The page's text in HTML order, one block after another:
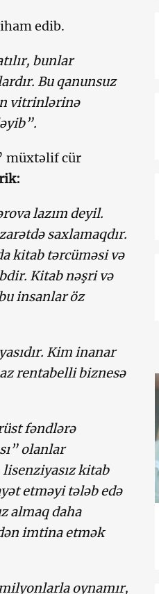
edib.
bunlar
Bu qanunsuz
vitrinlərinə
müxtəlif cür
lazım deyil.
saxlamaqdır.
kitab tərcüməsi və
Kitab nəşri və
insanlar öz
Kim inanar
rentabelli biznesə
fəndlərə
olanlar
kitab
etməyi tələb edə
almaq daha
imtina etmək
oynamır,